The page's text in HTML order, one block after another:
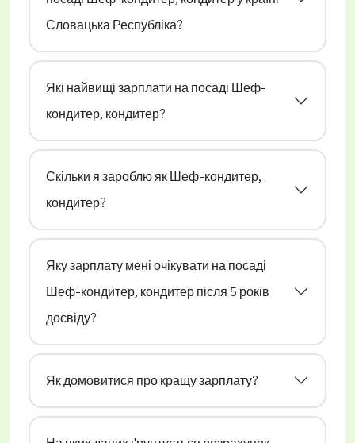
Словацька Республіка?
Які найвищі зарплати на посаді Шеф-
кондитер, кондитер?
Скільки я зароблю як Шеф-кондитер,
кондитер?
Яку зарплату мені очікувати на посаді
Шеф-кондитер, кондитер після 5 років
досвіду?
Як домовитися про кращу зарплату?